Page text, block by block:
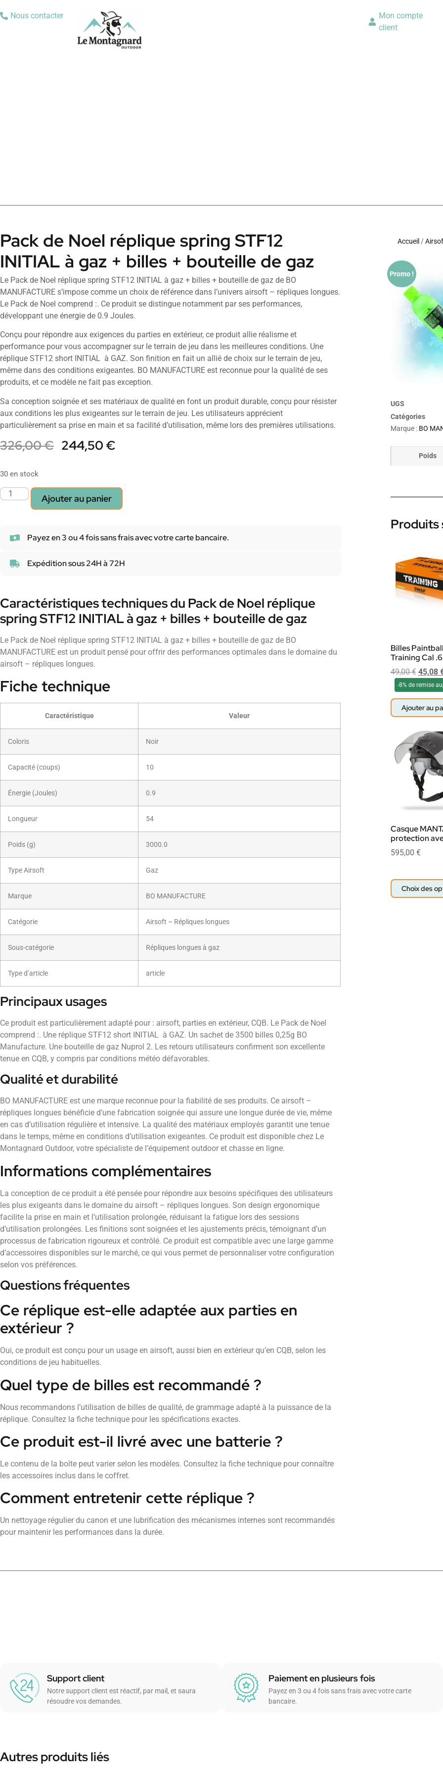
Nous contacter
Mon compte
client
Pack de Noel réplique spring STF12
INITIAL à gaz + billes + bouteille de gaz
Le Pack de Noel réplique spring STF12 INITIAL à gaz + billes + bouteille de gaz de BO
MANUFACTURE s’impose comme un choix de référence dans l’univers airsoft – répliques longues.
Le Pack de Noel comprend :. Ce produit se distingue notamment par ses performances,
développant une énergie de 0.9 Joules.
Conçu pour répondre aux exigences du parties en extérieur, ce produit allie réalisme et
performance pour vous accompagner sur le terrain de jeu dans les meilleures conditions. Une
réplique STF12 short INITIAL à GAZ. Son finition en fait un allié de choix sur le terrain de jeu,
même dans des conditions exigeantes. BO MANUFACTURE est reconnue pour la qualité de ses
produits, et ce modèle ne fait pas exception.
Sa conception soignée et ses matériaux de qualité en font un produit durable, conçu pour résister
aux conditions les plus exigeantes sur le terrain de jeu. Les utilisateurs apprécient
particulièrement sa prise en main et sa facilité d’utilisation, même lors des premières utilisations.
326,00€ 244,50€
30 en stock
Ajouter au panier
Payez en 3 ou 4 fois sans frais avec votre carte bancaire.
Expédition sous 24H à 72H
Caractéristiques techniques du Pack de Noel réplique
spring STF12 INITIAL à gaz + billes + bouteille de gaz
Le Pack de Noel réplique spring STF12 INITIAL à gaz + billes + bouteille de gaz de BO
MANUFACTURE est un produit pensé pour offrir des performances optimales dans le domaine du
airsoft – répliques longues.
Fiche technique
Caractéristique Valeur
Coloris Noir
Capacité (coups) 10
Énergie (Joules) 0.9
Longueur 54
Poids (g) 3000.0
Type Airsoft Gaz
Marque BO MANUFACTURE
Catégorie Airsoft – Répliques longues
Sous-catégorie Répliques longues à gaz
Type d’article article
Principaux usages
Ce produit est particulièrement adapté pour : airsoft, parties en extérieur, CQB. Le Pack de Noel
comprend :. Une réplique STF12 short INITIAL à GAZ. Un sachet de 3500 billes 0,25g BO
Manufacture. Une bouteille de gaz Nuprol 2. Les retours utilisateurs confirment son excellente
tenue en CQB, y compris par conditions météo défavorables.
Qualité et durabilité
BO MANUFACTURE est une marque reconnue pour la fiabilité de ses produits. Ce airsoft –
répliques longues bénéficie d’une fabrication soignée qui assure une longue durée de vie, même
en cas d’utilisation régulière et intensive. La qualité des matériaux employés garantit une tenue
dans le temps, même en conditions d’utilisation exigeantes. Ce produit est disponible chez Le
Montagnard Outdoor, votre spécialiste de l’équipement outdoor et chasse en ligne.
Informations complémentaires
La conception de ce produit a été pensée pour répondre aux besoins spécifiques des utilisateurs
les plus exigeants dans le domaine du airsoft – répliques longues. Son design ergonomique
facilite la prise en main et l’utilisation prolongée, réduisant la fatigue lors des sessions
d’utilisation prolongées. Les finitions sont soignées et les ajustements précis, témoignant d’un
processus de fabrication rigoureux et contrôlé. Ce produit est compatible avec une large gamme
d’accessoires disponibles sur le marché, ce qui vous permet de personnaliser votre configuration
selon vos préférences.
Questions fréquentes
Ce réplique est-elle adaptée aux parties en
extérieur ?
Oui, ce produit est conçu pour un usage en airsoft, aussi bien en extérieur qu’en CQB, selon les
conditions de jeu habituelles.
Quel type de billes est recommandé ?
Nous recommandons l’utilisation de billes de qualité, de grammage adapté à la puissance de la
réplique. Consultez la fiche technique pour les spécifications exactes.
Ce produit est-il livré avec une batterie ?
Le contenu de la boîte peut varier selon les modèles. Consultez la fiche technique pour connaître
les accessoires inclus dans le coffret.
Comment entretenir cette réplique ?
Un nettoyage régulier du canon et une lubrification des mécanismes internes sont recommandés
pour maintenir les performances dans la durée.
Accueil /
Promo !
UGS
Catégories
Marque : BO
Poids
Produits
Billes
Training Cal
49,00€ 45,08
-8% de remise
Ajouter au
Casque
protection
595,00 €
Choix des
Support client
Notre support client est réactif, par mail, et saura
résoudre vos demandes.
Paiement en plusieurs fois
Payez en 3 ou 4 fois sans frais avec votre carte
bancaire.
Autres produits liés